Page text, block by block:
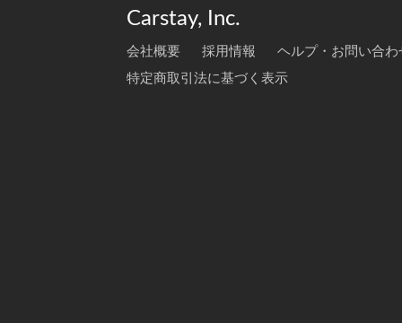
Carstay, Inc.
会社概要 採用情報
ヘルプ・お問い合わ
特定商取引法に基づく表示